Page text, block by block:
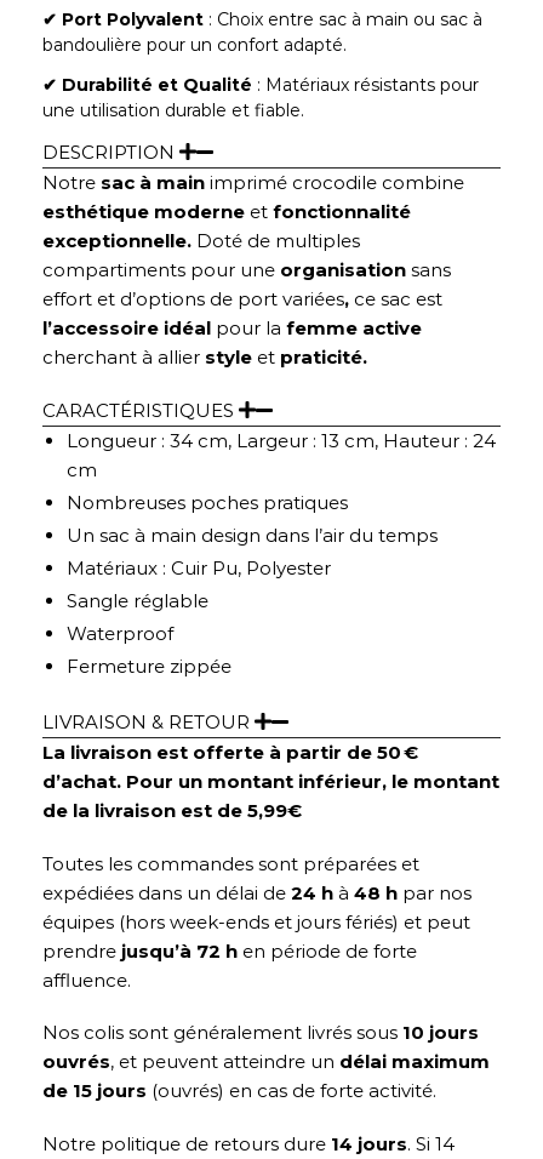
✔︎ Port Polyvalent : Choix entre sac à main ou sac à
bandoulière pour un confort adapté.
✔︎ Durabilité et Qualité : Matériaux résistants pour
une utilisation durable et fiable.
DESCRIPTION
Notre sac à main imprimé crocodile combine
esthétique moderne et fonctionnalité
exceptionnelle. Doté de multiples
compartiments pour une organisation sans
effort et d’options de port variées, ce sac est
l’accessoire idéal pour la femme active
cherchant à allier style et praticité.
CARACTÉRISTIQUES
Longueur : 34 cm, Largeur : 13 cm, Hauteur : 24
cm
Nombreuses poches pratiques
Un sac à main design dans l’air du temps
Matériaux : Cuir Pu, Polyester
Sangle réglable
Waterproof
Fermeture zippée
LIVRAISON & RETOUR
La livraison est offerte à partir de 50 €
d’achat. Pour un montant inférieur, le montant
de la livraison est de 5,99€
Toutes les commandes sont préparées et
expédiées dans un délai de 24 h à 48 h par nos
équipes (hors week-ends et jours fériés) et peut
prendre jusqu’à 72 h en période de forte
affluence.
Nos colis sont généralement livrés sous 10 jours
ouvrés, et peuvent atteindre un délai maximum
de 15 jours (ouvrés) en cas de forte activité.
Notre politique de retours dure 14 jours. Si 14